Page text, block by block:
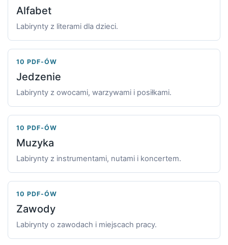
Alfabet
Labirynty z literami dla dzieci.
10 PDF-ÓW
Jedzenie
Labirynty z owocami, warzywami i posiłkami.
10 PDF-ÓW
Muzyka
Labirynty z instrumentami, nutami i koncertem.
10 PDF-ÓW
Zawody
Labirynty o zawodach i miejscach pracy.